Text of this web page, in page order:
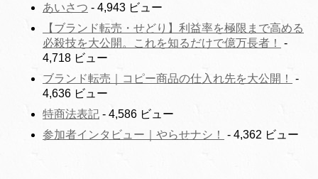
あいさつ - 4,943 ビュー
【ブランド転売・せどり】利益率を極限まで高める
必殺技を大公開。これを知るだけで億万長者！
-
4,718 ビュー
ブランド転売｜コピー商品の仕入れ先を大公開！
-
4,636 ビュー
特商法表記 - 4,586 ビュー
参加者インタビュー｜やらせナシ！
- 4,362 ビュー